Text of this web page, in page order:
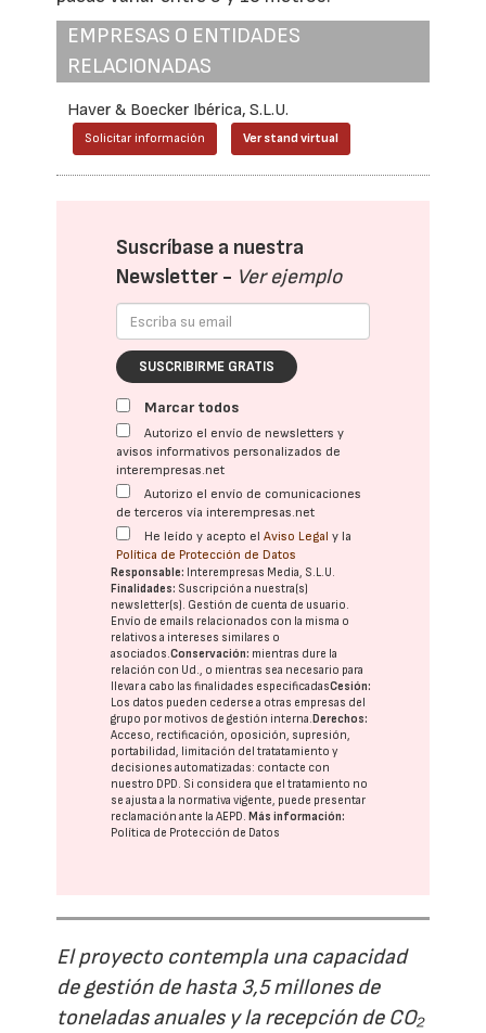
EMPRESAS O ENTIDADES
RELACIONADAS
Haver & Boecker Ibérica, S.L.U.
Solicitar información Ver stand virtual
Suscríbase a nuestra
Newsletter - Ver ejemplo
SUSCRIBIRME GRATIS
Marcar todos
Autorizo el envío de newsletters y
avisos informativos personalizados de
interempresas.net
Autorizo el envío de comunicaciones
de terceros vía interempresas.net
He leído y acepto elAviso Legal y la
Política de Protección de Datos
Responsable: Interempresas Media, S.L.U.
Finalidades: Suscripción a nuestra(s)
newsletter(s). Gestión de cuenta de usuario.
Envío de emails relacionados con la misma o
relativos a intereses similares o
asociados.Conservación: mientras dure la
relación con Ud., o mientras sea necesario para
llevar a cabo las finalidades especificadasCesión:
Los datos pueden cederse a otras empresas del
grupo por motivos de gestión interna. Derechos:
Acceso, rectificación, oposición, supresión,
portabilidad, limitación del tratatamiento y
decisiones automatizadas: contacte con
nuestro DPD. Si considera que el tratamiento no
se ajusta a la normativa vigente, puede presentar
reclamación ante laAEPD. Más información:
Política de Protección de Datos
El proyecto contempla una capacidad
de gestión de hasta 3,5 millones de
toneladas anuales y la recepción de CO₂